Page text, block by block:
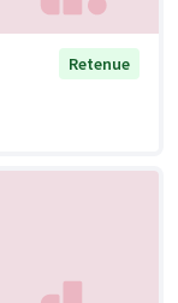
Retenue